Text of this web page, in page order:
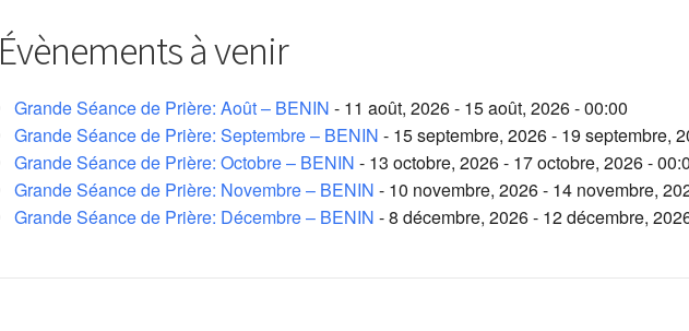
Évènements à venir
Grande Séance de Prière: Août – BENIN - 11 août, 2026 - 15 août, 2026 - 00:00
Grande Séance de Prière: Septembre – BENIN - 15 septembre, 2026 - 19 septembre,
Grande Séance de Prière: Octobre – BENIN - 13 octobre, 2026 - 17 octobre, 2026 -
Grande Séance de Prière: Novembre – BENIN - 10 novembre, 2026 - 14 novembre,
Grande Séance de Prière: Décembre – BENIN - 8 décembre, 2026 - 12 décembre,